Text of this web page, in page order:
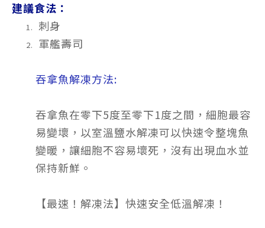
建議食法：
刺身
軍艦壽司
吞拿魚解凍方法:
吞拿魚在零下5度至零下1度之間，細胞最容
易變壞，以室溫鹽水解凍可以快速令整塊魚
變暖，讓細胞不容易壞死，沒有出現血水並
保持新鮮。
【最速！解凍法】快速安全低溫解凍！